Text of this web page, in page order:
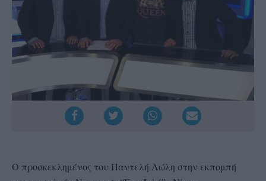
Ο προσκεκλημένος του Παντελή Λώλη στην εκπομπή